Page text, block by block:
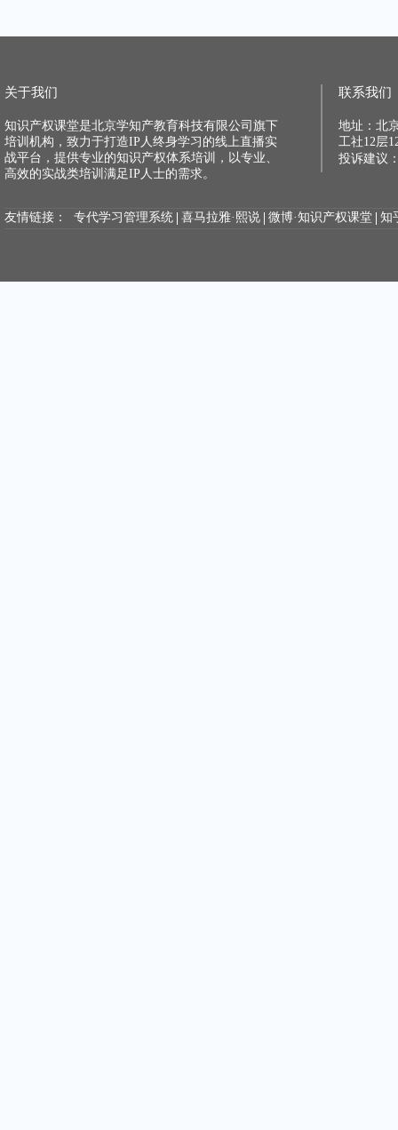
关于我们
知识产权课堂是北京学知产教育科技有限公司旗下
培训机构，致力于打造IP人终身学习的线上直播实
战平台，提供专业的知识产权体系培训，以专业、
高效的实战类培训满足IP人士的需求。
联系我们
地址：北
工社12层
投诉建议
友情链接： 专代学习管理系统 喜马拉雅·熙说 微博·知识产权课堂 知